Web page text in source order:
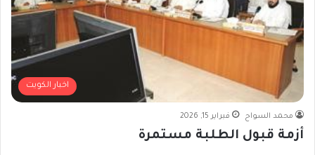
اخبار الكويت
محمد السواح فبراير 15, 2026
أزمة قبول الطلبة مستمرة